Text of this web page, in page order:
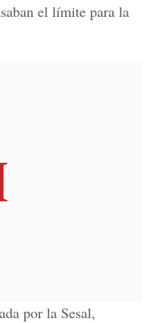
el límite para la
por la Sesal,